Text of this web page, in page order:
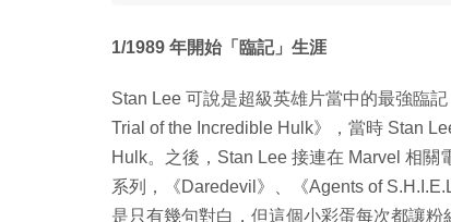
1/1989 年開始「臨記」生涯
Stan Lee 可說是超級英雄片當中的最強臨
Trial of the Incredible Hulk》，當時 Stan
Hulk。之後，Stan Lee 接連在 Marvel 相
系列，《Daredevil》、《Agents of
是只有幾句對白，但這個小彩蛋每次都讓粉